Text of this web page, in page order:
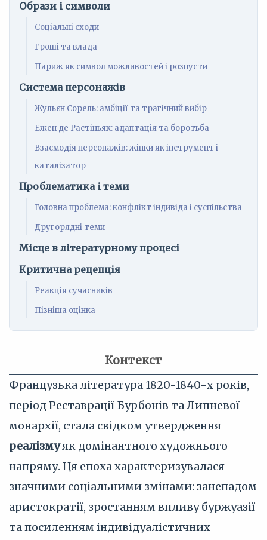
Образи і символи
Соціальні сходи
Гроші та влада
Париж як символ можливостей і розпусти
Система персонажів
Жульєн Сорель: амбіції та трагічний вибір
Ежен де Растіньяк: адаптація та боротьба
Взаємодія персонажів: жінки як інструмент і
каталізатор
Проблематика і теми
Головна проблема: конфлікт індивіда і суспільства
Другорядні теми
Місце в літературному процесі
Критична рецепція
Реакція сучасників
Пізніша оцінка
Контекст
Французька література 1820-1840-х років,
період Реставрації Бурбонів та Липневої
монархії, стала свідком утвердження
реалізмуяк домінантного художнього
напряму. Ця епоха характеризувалася
значними соціальними змінами: занепадом
аристократії, зростанням впливу буржуазії
та посиленням індивідуалістичних